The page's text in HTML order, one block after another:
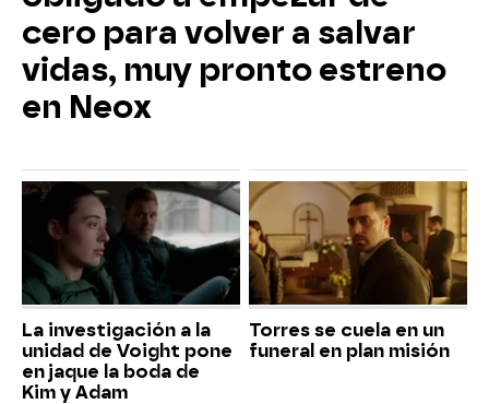
cero para volver a salvar
vidas, muy pronto estreno
en Neox
La investigación a la
unidad de Voight pone
en jaque la boda de
Kim y Adam
Torres se cuela en un
funeral en plan misión